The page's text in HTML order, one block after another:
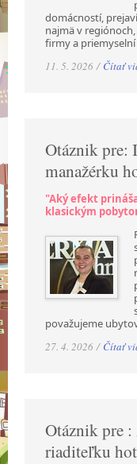
domácností,
najmä v
firmy a priemyselní
11. 5. 2026 / Čítať
Otáznik pre:
manažérku
"Aký efekt
klasickým
považujeme
27. 4. 2026 / Čítať
Otáznik pre
riaditeľku